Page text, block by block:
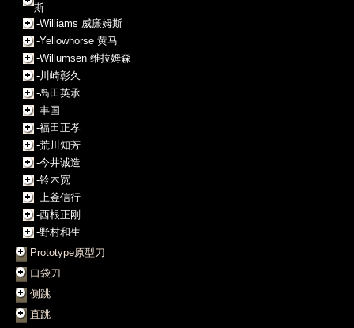
斯
-Williams 威廉姆斯
-Yellowhorse 黄马
-Willumsen 维拉姆森
-川崎彰久
-岛田英承
-丰国
-福田正孝
-荒川知芳
-今井诚造
-铃木宽
-上釜信行
-西根正刚
-野村和生
Prototype原型刀
口袋刀
侧跳
直跳